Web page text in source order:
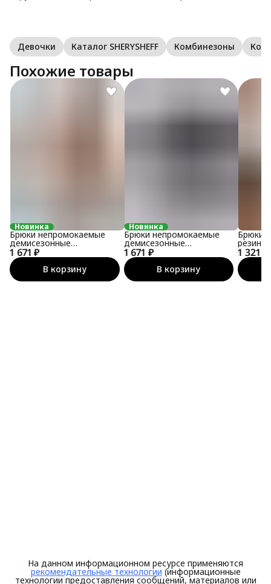
Девочки Каталог SHERYSHEFF Комбинезоны
Похожие товары
Новинка
1 671 ₽
Брюки непромокаемые
демисезонные
утеплённые софтшелл
В корзину
Новинка
1 671 ₽
Брюки непромокаемые
демисезонные
утеплённые софтшелл
В корзину
1 321 ₽
Брюки
резинке
На данном информационном ресурсе применяются
рекомендательные технологии (информационные
технологии предоставления сообщений, материалов или